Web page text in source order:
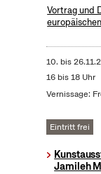
Vortrag und
10. bis
16 bis 18 Uhr
Vernissage:
Eintritt frei
Jamileh